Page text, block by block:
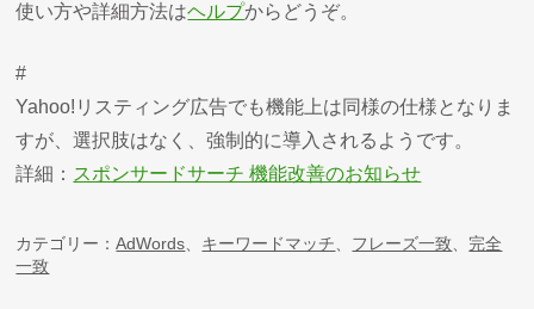
使い方や詳細方法はヘルプからどうぞ。
#
Yahoo!リスティング広告でも機能上は同様の仕様となりま
すが、選択肢はなく、強制的に導入されるようです。
詳細： スポンサードサーチ 機能改善のお知らせ
カテゴリー：AdWords キーワードマッチ フレーズ一致
完全
一致